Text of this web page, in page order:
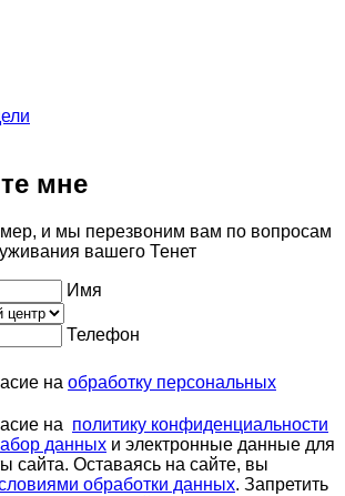
мне
и мы перезвоним вам по вопросам
вашего Тенет
Имя
Телефон
на обработку персональных
на политику конфиденциальности
данных и электронные данные для
сайта. Оставаясь на сайте, вы
обработки данных. Запретить